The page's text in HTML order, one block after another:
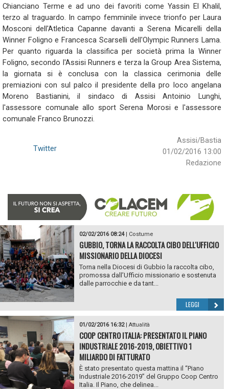
Chianciano Terme e ad uno dei favoriti come Yassin El Khalil,
terzo al traguardo. In campo femminile invece trionfo per Laura
Mosconi dell'Atletica Capanne davanti a Serena Micarelli della
Winner Foligno e Francesca Scarselli dell'Olympic Runners Lama.
Per quanto riguarda la classifica per società prima la Winner
Foligno, secondo l'Assisi Runners e terza la Group Area Sistema,
la giornata si è conclusa con la classica cerimonia delle
premiazioni con sul palco il presidente della pro loco angelana
Moreno Bastianini, il sindaco di Assisi Antoinio Lunghi,
l'assessore comunale allo sport Serena Morosi e l'assessore
comunale Franco Brunozzi.
Assisi/Bastia
01/02/2016 13:00
Redazione
Twitter
02/02/2016 08:24| Costume
GUBBIO, TORNA LA RACCOLTA CIBO DELL'UFFICIO
MISSIONARIO DELLA DIOCESI
Torna nella Diocesi di Gubbio la raccolta cibo,
promossa dall’Ufficio missionario e sostenuta
dalle parrocchie e da tant...
LEGGI
01/02/2016 16:32| Attualità
COOP CENTRO ITALIA: PRESENTATO IL PIANO
INDUSTRIALE 2016-2019, OBIETTIVO 1
MILIARDO DI FATTURATO
È stato presentato questa mattina il “Piano
Industriale 2016-2019” del Gruppo Coop Centro
Italia. Il Piano, che delinea...